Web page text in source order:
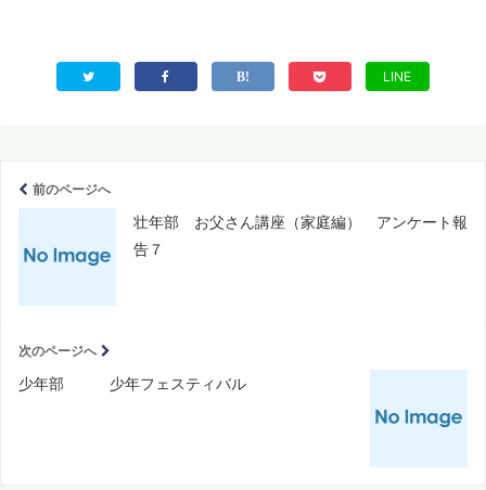
LINE
前のページへ
壮年部 お父さん講座（家庭編） アンケート報
告７
次のページへ
少年部 少年フェスティバル